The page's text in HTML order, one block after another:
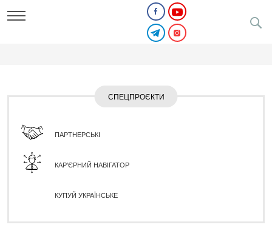
СПЕЦПРОЄКТИ
ПАРТНЕРСЬКІ
КАР'ЄРНИЙ НАВІГАТОР
КУПУЙ УКРАЇНСЬКЕ